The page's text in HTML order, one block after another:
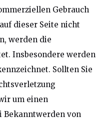
Gebrauch
dieser Seite nicht
werden die
Insbesondere werden
Sollten Sie
um einen
Bekanntwerden von